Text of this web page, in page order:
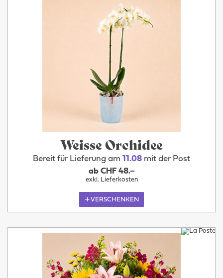
Weisse Orchidee
Bereit für Lieferung am 11.08 mit der Post
ab CHF 48.–
exkl. Lieferkosten
VERSCHENKEN